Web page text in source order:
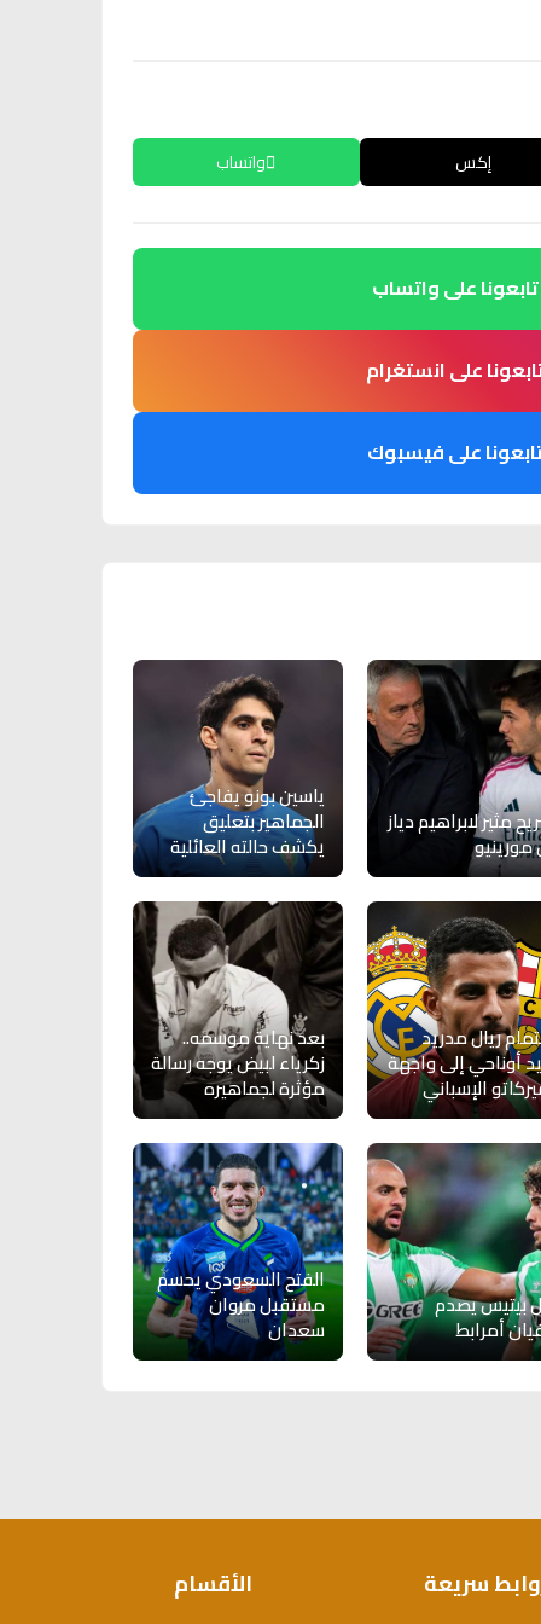
إكس واتساب
تابعونا على واتساب
على انستغرام
على فيسبوك
مثير لابراهيم دياز
ياسين بونو يفاجئ
الجماهير بتعليق
يكشف حالته العائلية
ريال مدريد
أوناحي إلى واجهة
الإسباني
بعد نهاية موسمه..
زكرياء لبيض يوجه رسالة
مؤثرة لجماهيره
بيتيس يصدم
أمرابط
الفتح السعودي يحسم
مستقبل مروان
سعدان
سريعة الأقسام